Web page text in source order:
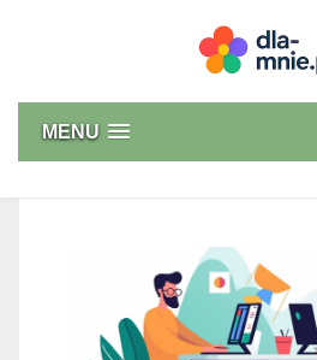
MENU